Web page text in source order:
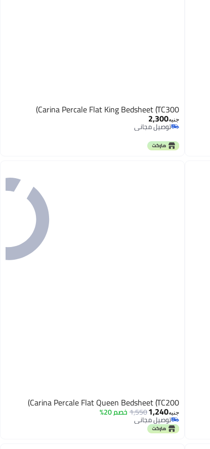
Carina Percale Flat King Bedsheet (TC300)
جنيه2,300
توصيل مجاني
توصيل مجاني
Carina Percale Flat Queen Bedsheet (TC200)
جنيه1,240
1,550 خصم 20%
توصيل مجاني
توصيل مجاني